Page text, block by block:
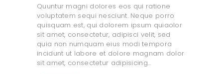
Quuntur magni dolores eos qui ratione
voluptatem sequi nesciunt. Neque porro
quisquam est, qui dolorem ipsum quiaolor
sit amet, consectetur, adipisci velit, sed
quia non numquam eius modi tempora
incidunt ut labore et dolore magnam dolor
sit amet, consectetur adipisicing…